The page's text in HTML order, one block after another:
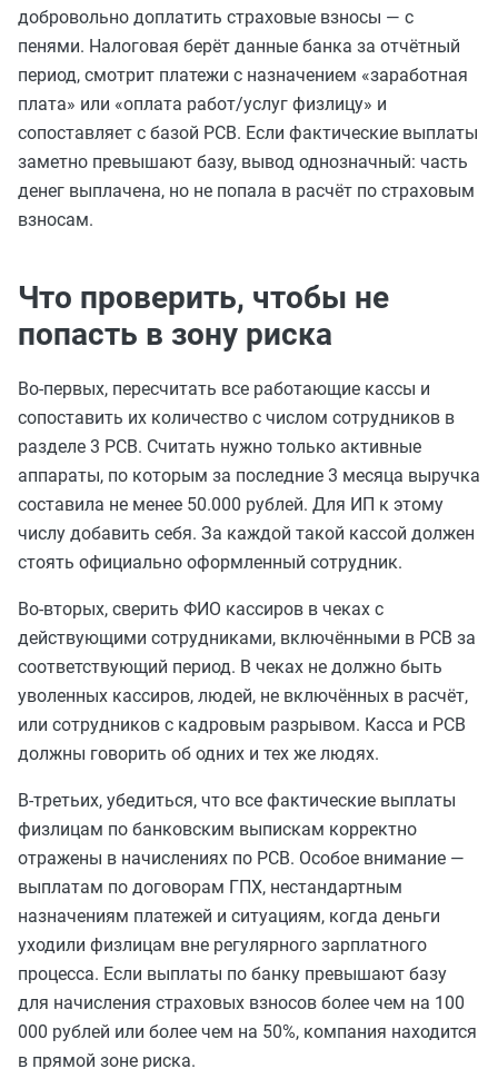
добровольно доплатить страховые взносы — с
пенями. Налоговая берёт данные банка за отчётный
период, смотрит платежи с назначением «заработная
плата» или «оплата работ/услуг физлицу» и
сопоставляет с базой РСВ. Если фактические выплаты
заметно превышают базу, вывод однозначный: часть
денег выплачена, но не попала в расчёт по страховым
взносам.
Что проверить, чтобы не
попасть в зону риска
Во-первых, пересчитать все работающие кассы и
сопоставить их количество с числом сотрудников в
разделе 3 РСВ. Считать нужно только активные
аппараты, по которым за последние 3 месяца выручка
составила не менее 50.000 рублей. Для ИП к этому
числу добавить себя. За каждой такой кассой должен
стоять официально оформленный сотрудник.
Во-вторых, сверить ФИО кассиров в чеках с
действующими сотрудниками, включёнными в РСВ за
соответствующий период. В чеках не должно быть
уволенных кассиров, людей, не включённых в расчёт,
или сотрудников с кадровым разрывом. Касса и РСВ
должны говорить об одних и тех же людях.
В-третьих, убедиться, что все фактические выплаты
физлицам по банковским выпискам корректно
отражены в начислениях по РСВ. Особое внимание —
выплатам по договорам ГПХ, нестандартным
назначениям платежей и ситуациям, когда деньги
уходили физлицам вне регулярного зарплатного
процесса. Если выплаты по банку превышают базу
для начисления страховых взносов более чем на 100
000 рублей или более чем на 50%, компания находится
в прямой зоне риска.